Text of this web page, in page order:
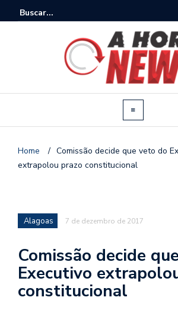
Home / Comissão decide que veto do
extrapolou prazo constitucional
Alagoas 7 de dezembro de 2017
Comissão decide
Executivo
constitucional